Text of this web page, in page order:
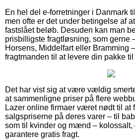
En hel del e-forretninger i Danmark
men ofte er det under betingelse af
fastslået beløb. Desuden kan man
prisbilligste fragtløsning, som gerne
Horsens, Middelfart eller Bramming
fragtmanden til at levere din pakke
Det har vist sig at være vældig
at sammenligne priser på flere
Lazer online firmaer været nødt til at
salgspriserne på deres varer – til
som til kvinder og mænd –
garantere gratis fragt.